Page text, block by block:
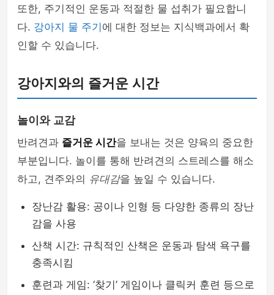
또한, 주기적인 운동과 적절한 물 섭취가 필요합니
다. 강아지 물 주기 에 대한 정보는 지식백과에서 확
인할 수 있습니다.
강아지와의 즐거운 시간
놀이와 교감
반려견과 즐거운 시간을 보내는 것은 양육의 중요한
부분입니다. 놀이를 통해 반려견의 스트레스를 해소
하고, 견주와의 유대감을 높일 수 있습니다.
장난감 활용: 공이나 인형 등 다양한 종류의 장난
감을 사용
산책 시간: 규칙적인 산책은 운동과 탐색 욕구를
충족시킴
훈련과 게임: ‘찾기’ 게임이나 클릭커 훈련 등으로